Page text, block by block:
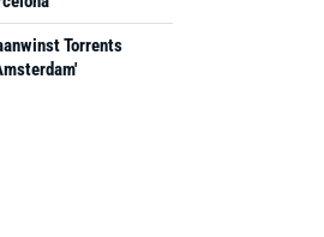
Torrents